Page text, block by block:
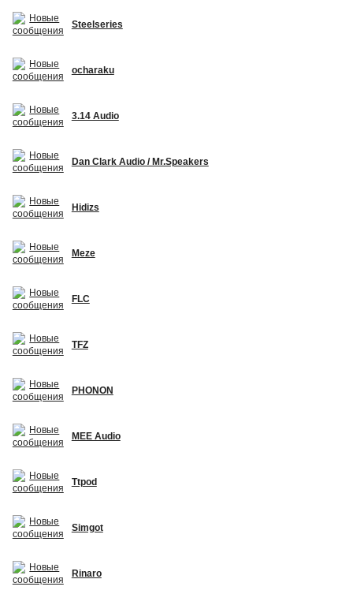
Steelseries
ocharaku
3.14 Audio
Dan Clark Audio / Mr.Speakers
Hidizs
Meze
FLC
TFZ
PHONON
MEE Audio
Ttpod
Simgot
Rinaro